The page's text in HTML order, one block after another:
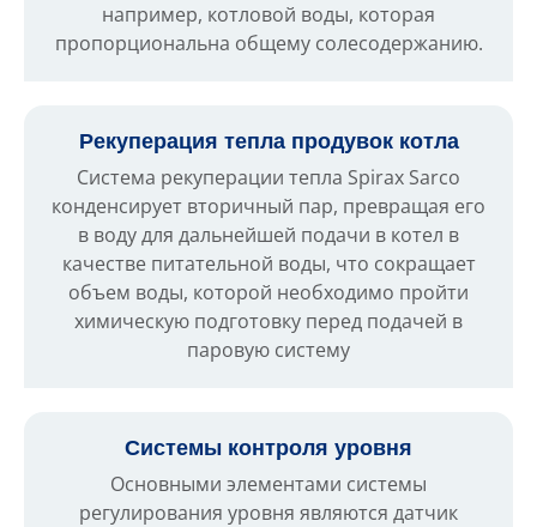
например, котловой воды, которая
пропорциональна общему солесодержанию.
Рекуперация тепла продувок котла
Система рекуперации тепла Spirax Sarco
конденсирует вторичный пар, превращая его
в воду для дальнейшей подачи в котел в
качестве питательной воды, что сокращает
объем воды, которой необходимо пройти
химическую подготовку перед подачей в
паровую систему
Системы контроля уровня
Основными элементами системы
регулирования уровня являются датчик